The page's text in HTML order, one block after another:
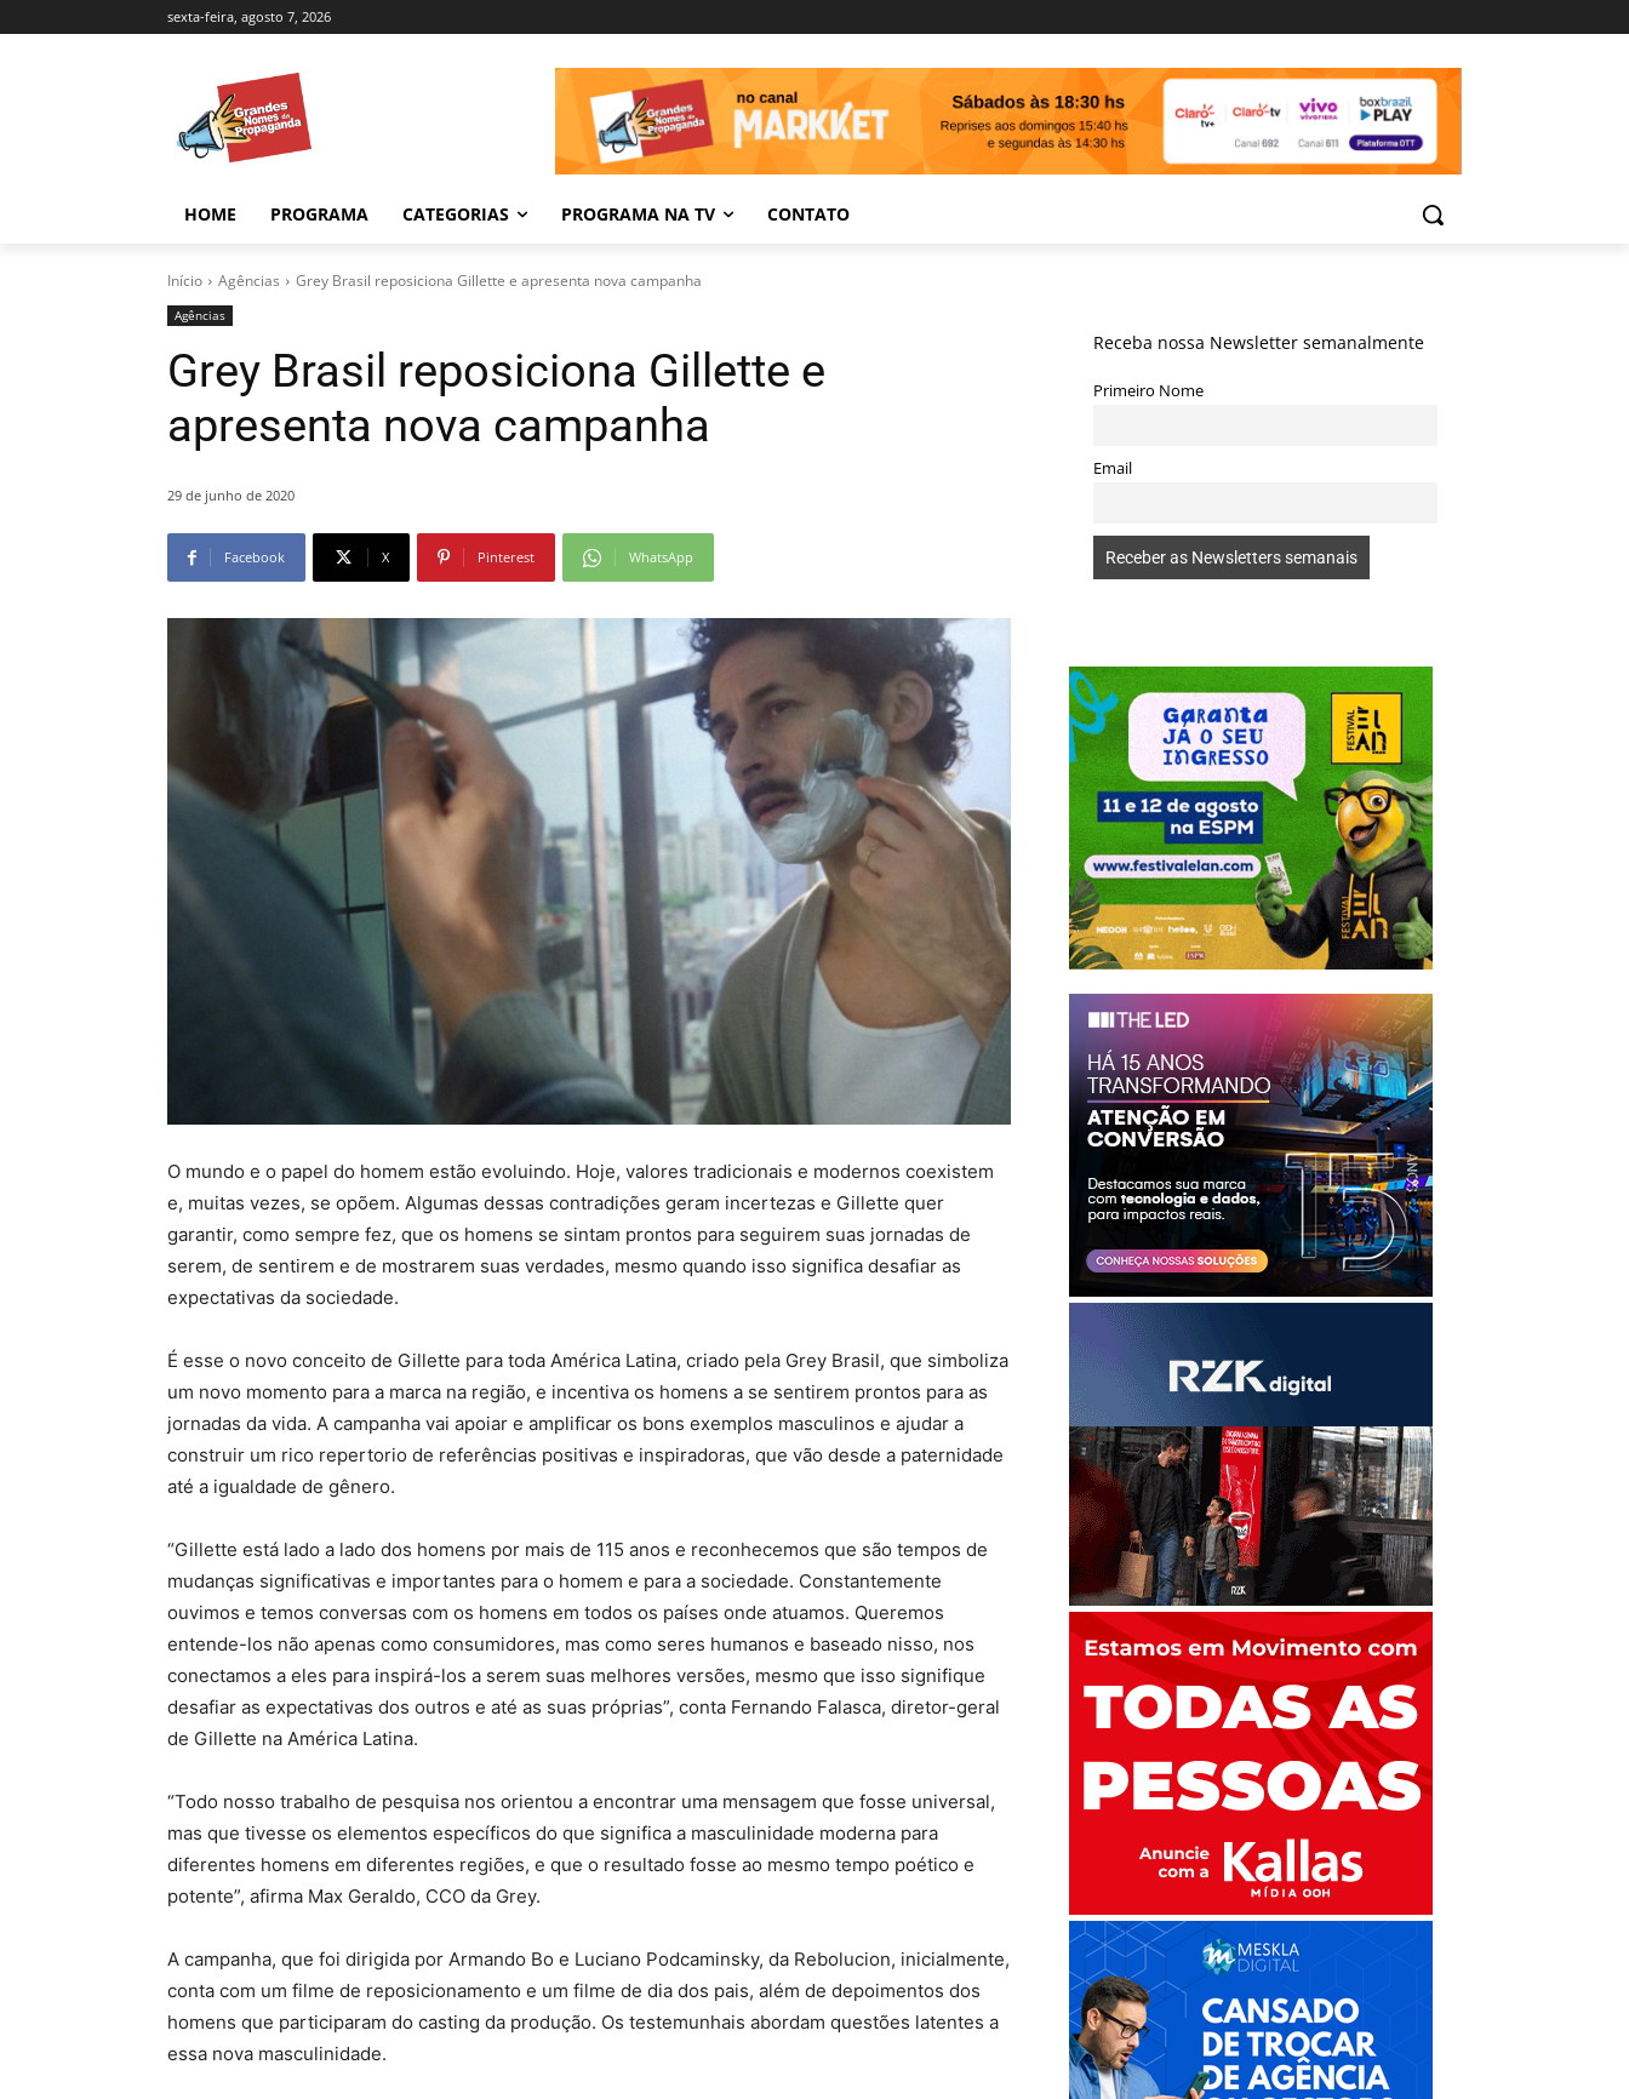
sexta-feira, agosto 7, 2026
HOME PROGRAMA CATEGORIAS PROGRAMA NA TV CONTATO
Início Agências Grey Brasil reposiciona Gillette e apresenta nova campanha
Agências
Grey Brasil reposiciona Gillette e
apresenta nova campanha
29 de junho de 2020
Facebook X Pinterest WhatsApp
O mundo e o papel do homem estão evoluindo. Hoje, valores tradicionais e modernos coexistem
e, muitas vezes, se opõem. Algumas dessas contradições geram incertezas e Gillette quer
garantir, como sempre fez, que os homens se sintam prontos para seguirem suas jornadas de
serem, de sentirem e de mostrarem suas verdades, mesmo quando isso significa desafiar as
expectativas da sociedade.
É esse o novo conceito de Gillette para toda América Latina, criado pela Grey Brasil, que simboliza
um novo momento para a marca na região, e incentiva os homens a se sentirem prontos para as
jornadas da vida. A campanha vai apoiar e amplificar os bons exemplos masculinos e ajudar a
construir um rico repertorio de referências positivas e inspiradoras, que vão desde a paternidade
até a igualdade de gênero.
“Gillette está lado a lado dos homens por mais de 115 anos e reconhecemos que são tempos de
mudanças significativas e importantes para o homem e para a sociedade. Constantemente
ouvimos e temos conversas com os homens em todos os países onde atuamos. Queremos
entende-los não apenas como consumidores, mas como seres humanos e baseado nisso, nos
conectamos a eles para inspirá-los a serem suas melhores versões, mesmo que isso signifique
desafiar as expectativas dos outros e até as suas próprias”, conta Fernando Falasca, diretor-geral
de Gillette na América Latina.
“Todo nosso trabalho de pesquisa nos orientou a encontrar uma mensagem que fosse universal,
mas que tivesse os elementos específicos do que significa a masculinidade moderna para
diferentes homens em diferentes regiões, e que o resultado fosse ao mesmo tempo poético e
potente”, afirma Max Geraldo, CCO da Grey.
A campanha, que foi dirigida por Armando Bo e Luciano Podcaminsky, da Rebolucion, inicialmente,
conta com um filme de reposicionamento e um filme de dia dos pais, além de depoimentos dos
homens que participaram do casting da produção. Os testemunhais abordam questões latentes a
essa nova masculinidade.
Receba nossa Newsletter semanalmente
Primeiro Nome
Email